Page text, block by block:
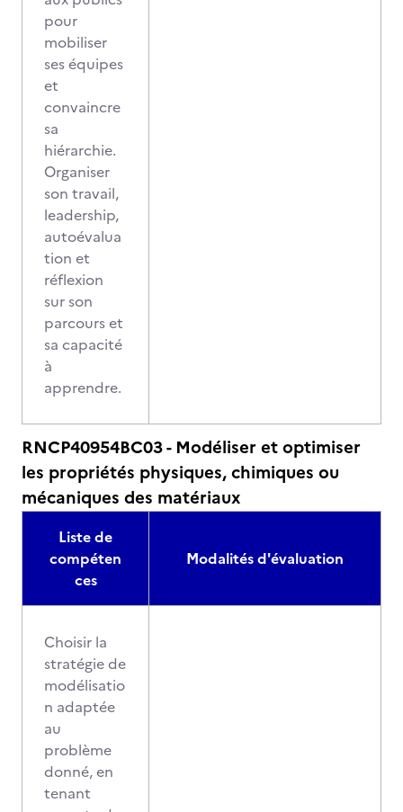
pour
mobiliser
ses équipes
et
convaincre
sa
hiérarchie.
Organiser
son travail,
leadership,
autoévalua
tion et
réflexion
sur son
parcours et
sa capacité
à
apprendre.
RNCP40954BC03 - Modéliser et optimiser
les propriétés physiques, chimiques ou
mécaniques des matériaux
Liste de
compéten
ces
Modalités d'évaluation
Choisir la
stratégie de
modélisatio
n adaptée
au
problème
donné, en
tenant